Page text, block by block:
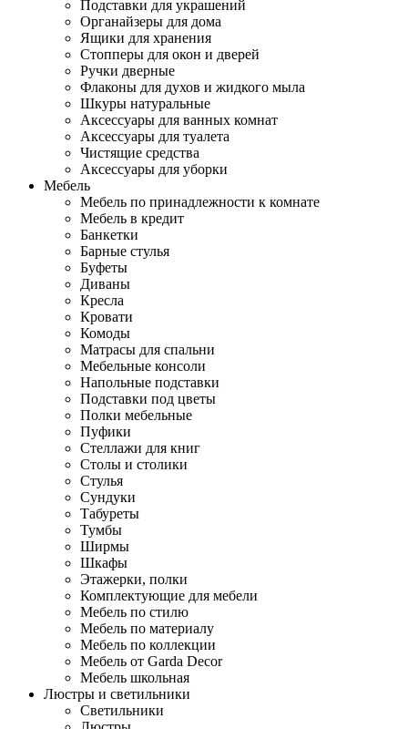
Подставки для украшений
Органайзеры для дома
Ящики для хранения
Стопперы для окон и дверей
Ручки дверные
Флаконы для духов и жидкого мыла
Шкуры натуральные
Аксессуары для ванных комнат
Аксессуары для туалета
Чистящие средства
Аксессуары для уборки
Мебель
Мебель по принадлежности к комнате
Мебель в кредит
Банкетки
Барные стулья
Буфеты
Диваны
Кресла
Кровати
Комоды
Матрасы для спальни
Мебельные консоли
Напольные подставки
Подставки под цветы
Полки мебельные
Пуфики
Стеллажи для книг
Столы и столики
Стулья
Сундуки
Табуреты
Тумбы
Ширмы
Шкафы
Этажерки, полки
Комплектующие для мебели
Мебель по стилю
Мебель по материалу
Мебель по коллекции
Мебель от Garda Decor
Мебель школьная
Люстры и светильники
Светильники